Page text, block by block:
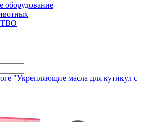
оборудование
"Укрепляющие масла для кутикул с